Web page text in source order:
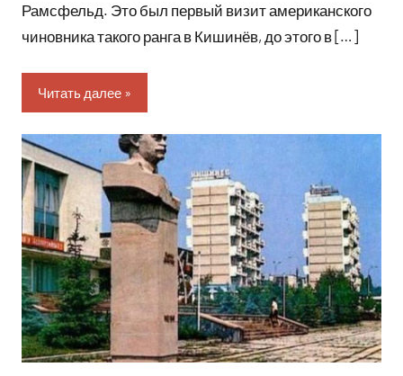
Рамсфельд. Это был первый визит американского
чиновника такого ранга в Кишинёв, до этого в […]
Читать далее